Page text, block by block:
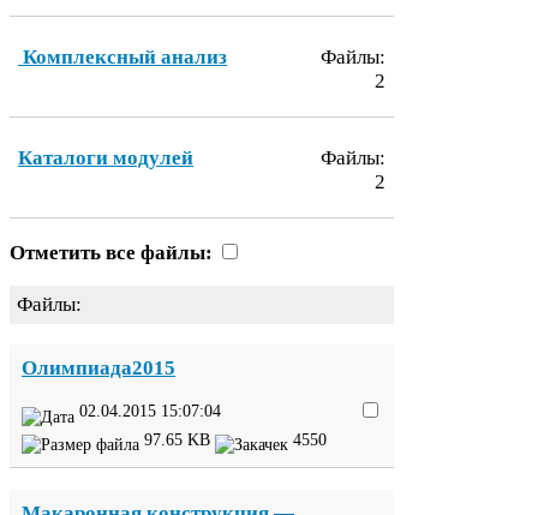
Комплексный анализ
Файлы:
2
Каталоги модулей
Файлы:
2
Отметить все файлы:
Файлы:
Олимпиада2015
02.04.2015 15:07:04
97 65 KB 4550